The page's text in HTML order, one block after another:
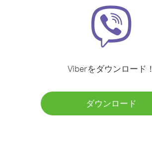
Viberをダウンロード！
ダウンロード